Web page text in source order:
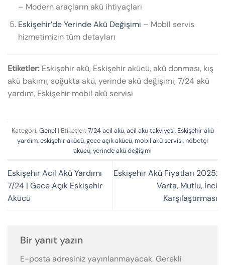
– Modern araçların akü ihtiyaçları
Eskişehir’de Yerinde Akü Değişimi – Mobil servis
hizmetimizin tüm detayları
Etiketler: Eskişehir akü, Eskişehir akücü, akü donması, kış
akü bakımı, soğukta akü, yerinde akü değişimi, 7/24 akü
yardım, Eskişehir mobil akü servisi
Kategori: Genel | Etiketler: 7/24 acil akü,acil akü takviyesi, Eskişehir akü
yardım,eskişehir akücü,gece açık akücü, mobil akü servisi, nöbetçi
akücü,yerinde akü değişimi
Eskişehir Acil Akü Yardımı
7/24 | Gece Açık Eskişehir
Akücü
Eskişehir Akü Fiyatları 2025:
Varta, Mutlu, İnci
Karşılaştırması
Bir yanıt yazın
E-posta adresiniz yayınlanmayacak.Gerekli